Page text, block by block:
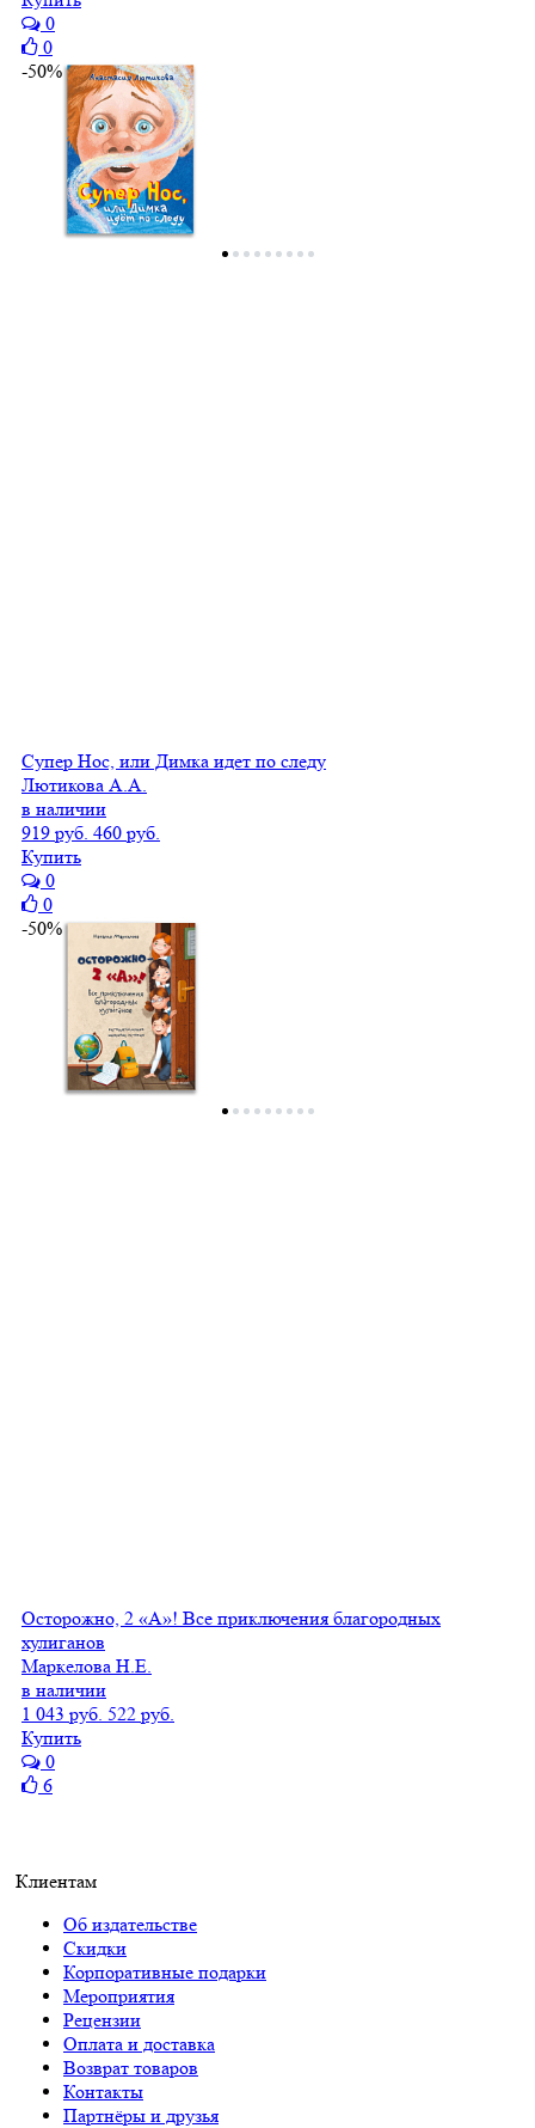
0
0
-50%
Супер Нос, или Димка идет по следу
Лютикова А.А.
в наличии
919 руб. 460 руб.
Купить
0
0
-50%
Осторожно, 2 «А»! Все приключения благородных
хулиганов
Маркелова Н.Е.
в наличии
1 043 руб. 522 руб.
Купить
0
6
Клиентам
Об издательстве
Скидки
Корпоративные подарки
Мероприятия
Рецензии
Оплата и доставка
Возврат товаров
Контакты
Партнёры и друзья